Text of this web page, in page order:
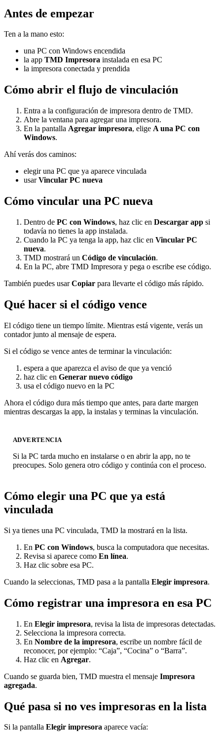
Antes de empezar
Ten a la mano esto:
una PC con Windows encendida
la app TMD Impresora instalada en esa PC
la impresora conectada y prendida
Cómo abrir el flujo de vinculación
Entra a la configuración de impresora dentro de TMD.
Abre la ventana para agregar una impresora.
En la pantalla Agregar impresora, elige A una PC con
Windows.
Ahí verás dos caminos:
elegir una PC que ya aparece vinculada
usarVincular PC nueva
Cómo vincular una PC nueva
Dentro de PC con Windows, haz clic en Descargar app si
todavía no tienes la app instalada.
Cuando la PC ya tenga la app, haz clic en Vincular PC
nueva.
TMD mostrará un Código de vinculación.
En la PC, abre TMD Impresora y pega o escribe ese código.
También puedes usarCopiar para llevarte el código más rápido.
Qué hacer si el código vence
El código tiene un tiempo límite. Mientras está vigente, verás un
contador junto al mensaje de espera.
Si el código se vence antes de terminar la vinculación:
espera a que aparezca el aviso de que ya venció
haz clic en Generar nuevo código
usa el código nuevo en la PC
Ahora el código dura más tiempo que antes, para darte margen
mientras descargas la app, la instalas y terminas la vinculación.
ADVERTENCIA
Si la PC tarda mucho en instalarse o en abrir la app, no te
preocupes. Solo genera otro código y continúa con el proceso.
Cómo elegir una PC que ya está
vinculada
Si ya tienes una PC vinculada, TMD la mostrará en la lista.
En PC con Windows, busca la computadora que necesitas.
Revisa si aparece como En línea.
Haz clic sobre esa PC.
Cuando la seleccionas, TMD pasa a la pantalla Elegir impresora.
Cómo registrar una impresora en esa PC
En Elegir impresora, revisa la lista de impresoras detectadas.
Selecciona la impresora correcta.
En Nombre de la impresora, escribe un nombre fácil de
reconocer, por ejemplo: “Caja”, “Cocina” o “Barra”.
Haz clic en Agregar.
Cuando se guarda bien, TMD muestra el mensaje Impresora
agregada.
Qué pasa si no ves impresoras en la lista
Si la pantalla Elegir impresora aparece vacía: